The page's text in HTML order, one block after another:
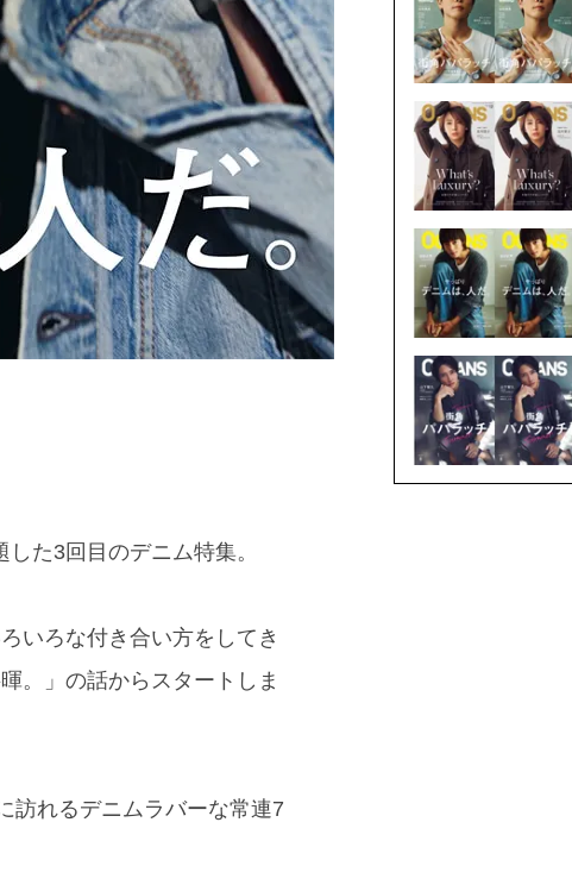
た3回目のデニム特集。
いろな付き合い方をしてき
。」の話からスタートしま
訪れるデニムラバーな常連7